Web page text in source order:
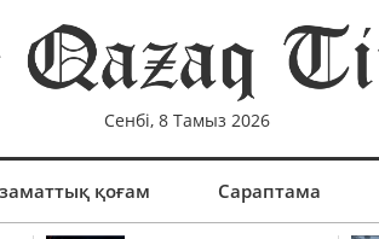
Сенбі, 8 Тамыз 2026
қоғам Сараптама